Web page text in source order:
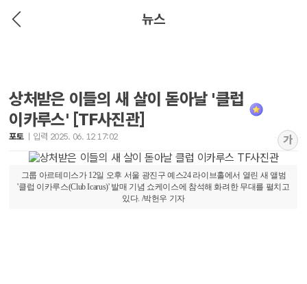
뉴스
상처받은 이들의 새 살이 돋아날 '클럽
이카루스' [TF사진관]
포토 입력 2025. 06. 12 17:02 가
그룹 아르테미스가 12일 오후 서울 광진구 예스24 라이브홀에서 열린 새 앨범
'클럽 이카루스(Club Icarus)' 발매 기념 쇼케이스에 참석해 화려한 무대를 펼치고
있다. /박헌우 기자